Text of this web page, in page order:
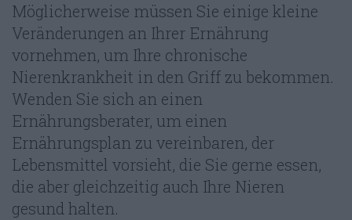
ARTIKEL - NEUIGKEITEN
TERMINE - ZUGANG
CHOOSE YOUR LANGUAGE
FOLLOW US ON FACEBOOK
Möglicherweise müssen Sie einige kleine
Veränderungen an Ihrer Ernährung
vornehmen, um Ihre chronische
Nierenkrankheit in den Griff zu bekommen.
Wenden Sie sich an einen
Ernährungsberater, um einen
Ernährungsplan zu vereinbaren, der
Lebensmittel vorsieht, die Sie gerne essen,
die aber gleichzeitig auch Ihre Nieren
gesund halten.